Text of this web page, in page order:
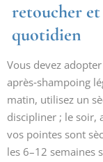
retoucher
quotidien
Vous devez
après‑shampoing
matin, utilisez un
discipliner ; le soir,
vos pointes sont
les 6–12 semaines